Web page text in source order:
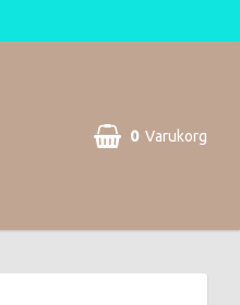
0 Varukorg